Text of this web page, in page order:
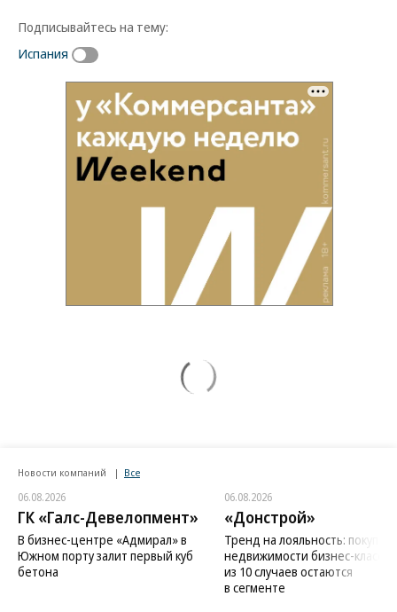
Подписывайтесь на тему:
Испания
Новости компаний Все
06.08.2026
ГК «Галс-Девелопмент»
В бизнес-центре «Адмирал» в
Южном порту залит первый куб
бетона
06.08.2026
«Донстрой»
Тренд на лояльность:
недвижимости бизнес-класса
из 10 случаев остаются
в сегменте